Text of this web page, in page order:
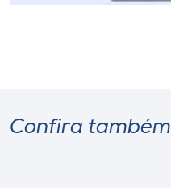
Confira também